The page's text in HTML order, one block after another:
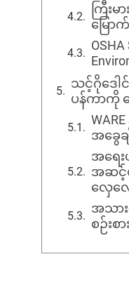
ကြီးမ
မြော
သင့်ဂိုဒေ
ပန်ကာကို ရွ
အခွေခ
အရေ
အဆင့်
လှေလေ
အသာ
စဉ်းစာ